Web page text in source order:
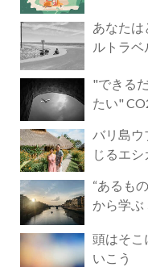
あなたはどう旅
ルトラ
"できる
たい"
バリ島ウ
じるエ
“あるも
から学ぶ
頭はそこ
いこう